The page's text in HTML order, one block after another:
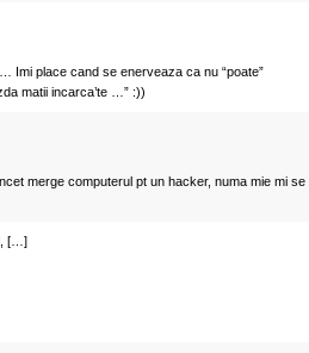
Imi place cand se enerveaza ca nu “poate”
matii incarca’te …” :))
merge computerul pt un hacker, numa mie mi se
[…]